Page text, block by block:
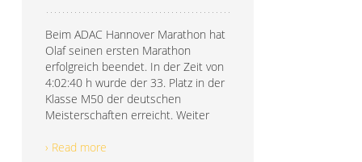
Beim ADAC Hannover Marathon hat
Olaf seinen ersten Marathon
erfolgreich beendet. In der Zeit von
4:02:40 h wurde der 33. Platz in der
Klasse M50 der deutschen
Meisterschaften erreicht. Weiter
› Read more